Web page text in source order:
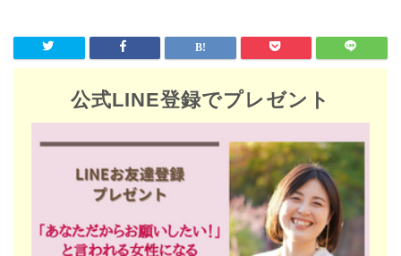
公式LINE登録でプレゼント